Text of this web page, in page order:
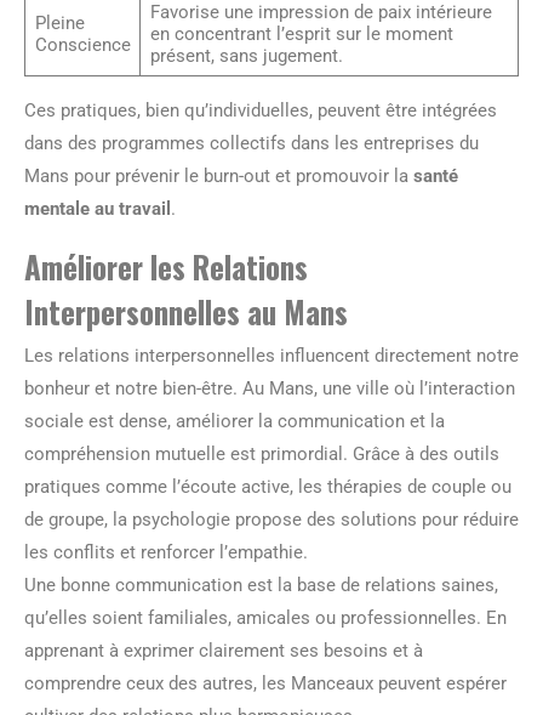
Pleine
Conscience
Favorise une impression de paix intérieure
en concentrant l’esprit sur le moment
présent, sans jugement.
Ces pratiques, bien qu’individuelles, peuvent être intégrées
dans des programmes collectifs dans les entreprises du
Mans pour prévenir le burn-out et promouvoir la santé
mentale au travail .
Améliorer les Relations
Interpersonnelles au Mans
Les relations interpersonnelles influencent directement notre
bonheur et notre bien-être. Au Mans, une ville où l’interaction
sociale est dense, améliorer la communication et la
compréhension mutuelle est primordial. Grâce à des outils
pratiques comme l’écoute active, les thérapies de couple ou
de groupe, la psychologie propose des solutions pour réduire
les conflits et renforcer l’empathie.
Une bonne communication est la base de relations saines,
qu’elles soient familiales, amicales ou professionnelles. En
apprenant à exprimer clairement ses besoins et à
comprendre ceux des autres, les Manceaux peuvent espérer